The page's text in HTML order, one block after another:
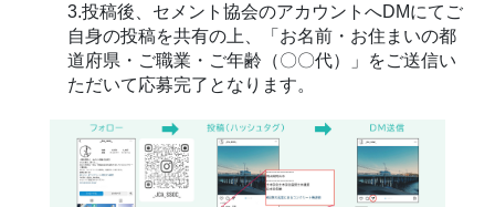
3.投稿後、セメント協会のアカウントへDMにてご
自身の投稿を共有の上、「お名前・お住まいの都
道府県・ご職業・ご年齢（〇〇代）」をご送信い
ただいて応募完了となります。